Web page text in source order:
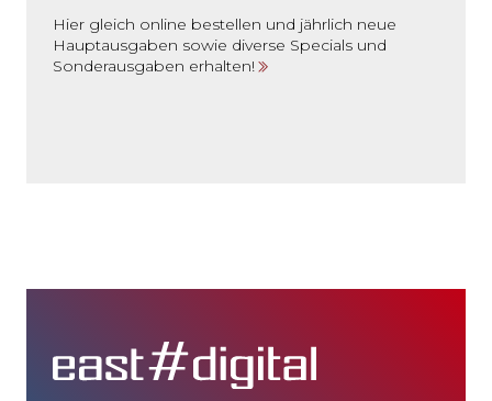
Hier gleich online bestellen und jährlich neue
Hauptausgaben sowie diverse Specials und
Sonderausgaben erhalten!